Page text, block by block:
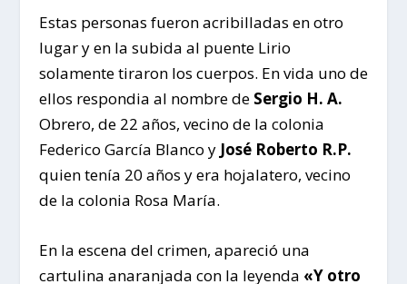
Estas personas fueron acribilladas en otro
lugar y en la subida al puente Lirio
solamente tiraron los cuerpos. En vida uno de
ellos respondia al nombre de Sergio H. A.
Obrero, de 22 años, vecino de la colonia
Federico García Blanco y José Roberto R.P.
quien tenía 20 años y era hojalatero, vecino
de la colonia Rosa María.
En la escena del crimen, apareció una
cartulina anaranjada con la leyenda «Y otro